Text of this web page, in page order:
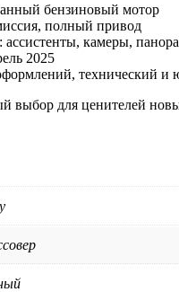
бензиновый мотор
полный привод
ассистенты, камеры,
2025
технический и
для ценителей